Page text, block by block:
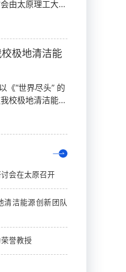
由太原理工大学
实验室、原位改
位共同承办。中
双明、刘合、王
报告。来自全
位的200余名专
围绕“煤层气生
展”主题展开深
极地清洁能
《“世界尽头” 的
校极地清洁能源
规模化清洁能源
注。作为国家
立足国家重大战
沿领域。由中国
极地清洁能源创
年科研人员为骨
世界首个南极
及德国波鸿鲁
辅导员巩佳佳
名、第三名和
等奖30名。在
会在太原召开
清洁能源创新团队
誉教授